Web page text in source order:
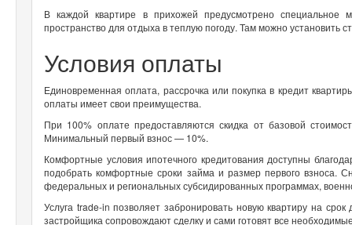
В каждой квартире в прихожей предусмотрено
пространство для отдыха в теплую погоду. Там можно установить
Условия оплаты
Единовременная оплата, рассрочка или покупка в кредит
оплаты имеет свои преимущества.
При 100% оплате предоставляются скидка от базовой
Минимальный первый взнос — 10%.
Комфортные условия ипотечного кредитования доступны
подобрать комфортные сроки займа и размер первого взноса.
федеральных и региональных субсидированных программах,
Услуга trade-in позволяет забронировать новую квартиру на
застройщика сопровождают сделку и сами готовят все